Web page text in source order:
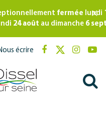
×
fermée lundi
24 août au dimanche 6
écrire
LienLienLien
la